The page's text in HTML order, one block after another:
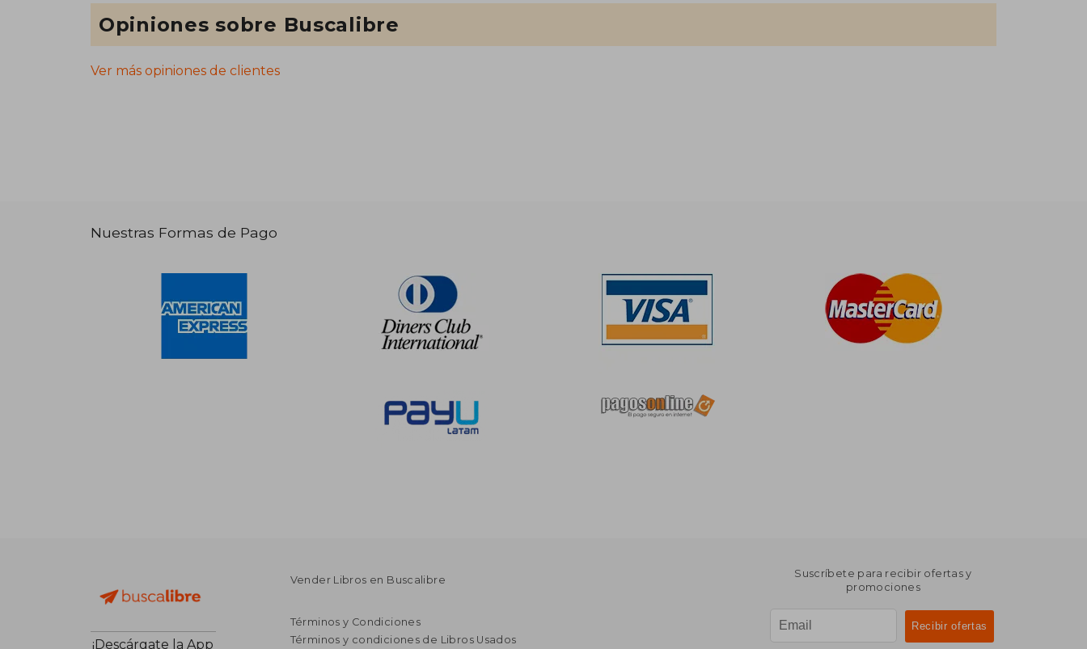
Opiniones sobre Buscalibre
Ver más opiniones de clientes
Nuestras Formas de Pago
¡Descárgate la App
Vender Libros en Buscalibre
Términos y Condiciones
Términos y condiciones de Libros Usados
Suscríbete para recibir ofertas y
promociones